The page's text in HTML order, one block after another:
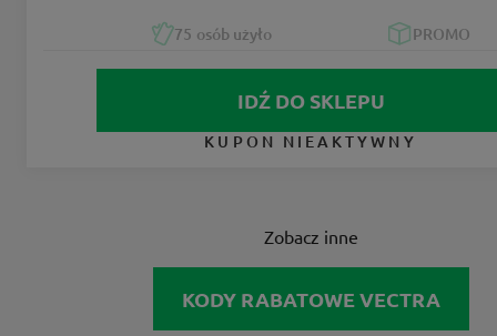
75 osób użyło PROMO
IDŹ DO SKLEPU
KUPON NIEAKTYWNY
Zobacz inne
KODY RABATOWE VECTRA